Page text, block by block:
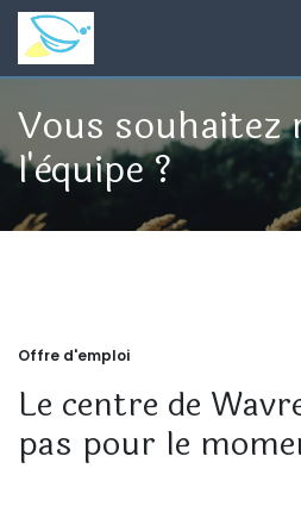
Overslaan naar inhoud
Vous souhaitez
l'èquipe ?
Offre d'emploi
Le centre de
pas pour le